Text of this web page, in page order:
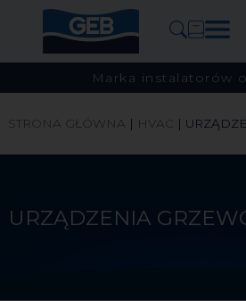
Marka instalatorów
STRONA GŁÓWNA | HVAC |
URZĄDZENIA